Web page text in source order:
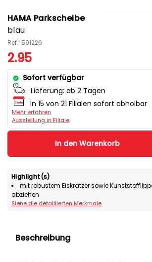
HAMA Parkscheibe
blau
Ref.: 591226
2.95
Sofort verfügbar
Lieferung: ab 2 Tagen
In 15 von 21 Filialen sofort abholbar
Mehr erfahren
Ausstellung in Filiale
In den Warenkorb
Highlight(s)
mit robustem Eiskratzer sowie
abziehen
Siehe die detaillierten Merkmale
Beschreibung